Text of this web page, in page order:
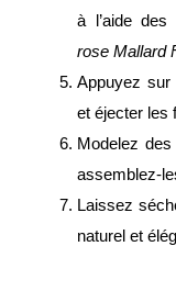
à l’aide des
rose Mallard
Appuyez sur
et éjecter les
Modelez
assemblez-
Laissez
naturel et